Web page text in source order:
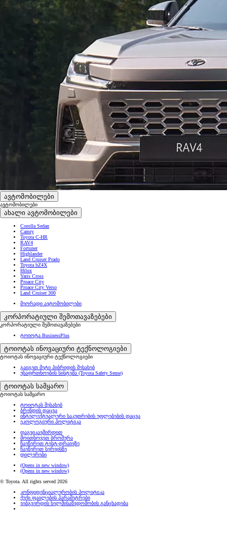
ავტომობილები
ავტომობილები
ახალი ავტომობილები
Corolla Sedan
Camry
Toyota C-HR
RAV4
Fortuner
Highlander
Land Cruiser Prado
Toyota bZ4X
Hilux
Yaris Cross
Proace City
Proace City Verso
Land Cruiser 300
მეორადი ავტომობილები
კორპორატიული შემოთავაზებები
კორპორატიული შემოთავაზებები
ტოიოტა BusinessPlus
ტოიოტას ინოვაციური ტექნოლოგიები
ტოიოტას ინოვაციური ტექნოლოგიები
გაიგეთ მეტი ჰიბრიდის შესახებ
უსაფრთხოების სისტემა (Toyota Safety Sense)
ტოიოტას სამყარო
ტოიოტას სამყარო
ტოიოტას შესახებ
ბრენდის დაცვა
ინტელექტუალური საკუთრების უფლებების დაცვა
ეკოლოგიური პოლიტიკა
დაგვიკავშირდით
მოითხოვეთ ბროშურა
ჩაეწერეთ ტესტ-დრაივზე
ჩაეწერეთ სერვისზე
დილერები
(Opens in new window)
(Opens in new window)
© Toyota. All rights served 2026
კონფიდენციალურობის პოლიტიკა
ქუქი ფაილების პარამეტრები
ვებგვერდის ხელმისაწვდომობის განცხადება